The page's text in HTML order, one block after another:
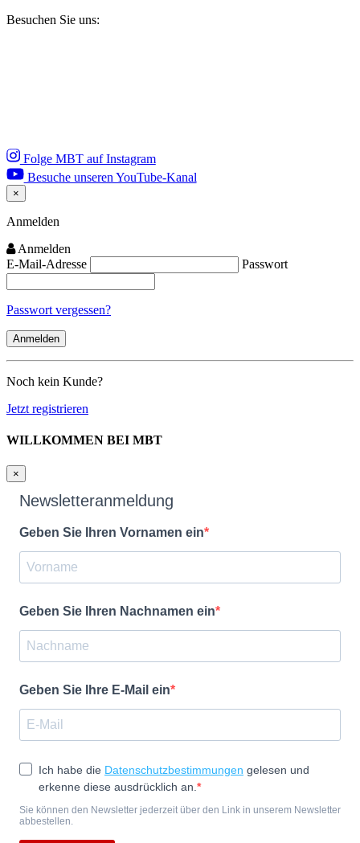
Besuchen Sie uns:
Folge MBT auf Instagram
Besuche unseren YouTube-Kanal
×
Close
Anmelden
Anmelden
E-Mail-Adresse
Passwort
Passwort vergessen?
Noch kein Kunde?
Jetzt registrieren
WILLKOMMEN BEI MBT
×
Newsletteranmeldung
Geben Sie Ihren Vornamen ein
Geben Sie Ihren Nachnamen ein
Geben Sie Ihre E-Mail ein
Ich habe die Datenschutzbestimmungen gelesen und
erkenne diese ausdrücklich an.
Sie können den Newsletter jederzeit über den Link in unserem Newsletter
abbestellen.